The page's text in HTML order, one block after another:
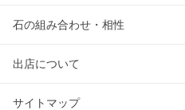
石の組み合わせ・相性
出店について
サイトマップ